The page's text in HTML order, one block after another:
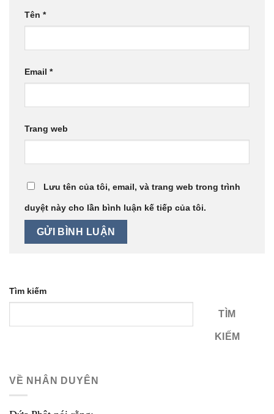
Tên *
Email *
Trang web
Lưu tên của tôi, email, và trang web trong trình
duyệt này cho lần bình luận kế tiếp của tôi.
Tìm kiếm
TÌM
KIẾM
VỀ NHÂN DUYÊN